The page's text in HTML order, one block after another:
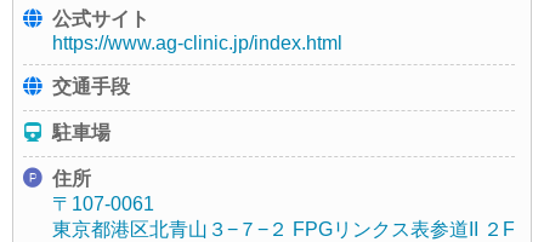
公式サイト
https://www.ag-clinic.jp/index.html
交通手段
駐車場
住所
〒107-0061
東京都港区北青山３−７−２ FPGリンクス表参道II ２F